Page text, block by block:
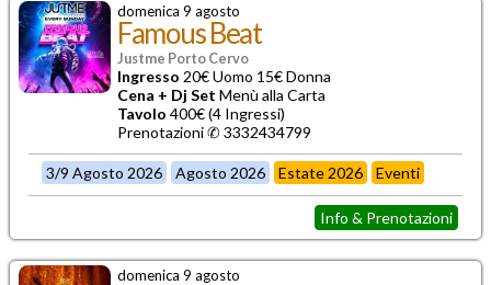
domenica 9 agosto
Famous Beat
Justme Porto Cervo
Ingresso 20€ Uomo 15€ Donna
Cena + Dj Set Menù alla Carta
Tavolo 400€ (4 Ingressi)
Prenotazioni ✆ 3332434799
3/9 Agosto 2026 Agosto 2026 Estate 2026 Eventi
Info & Prenotazioni
domenica 9 agosto